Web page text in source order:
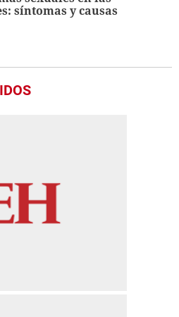
síntomas y causas